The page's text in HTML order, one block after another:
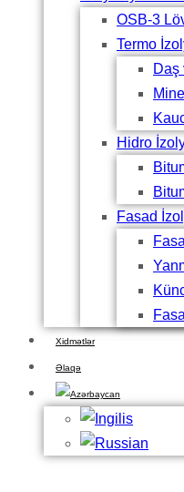
OSB-3
Termo
Daş
Hidro
Fasad
Xidmətlər
Əlaqə